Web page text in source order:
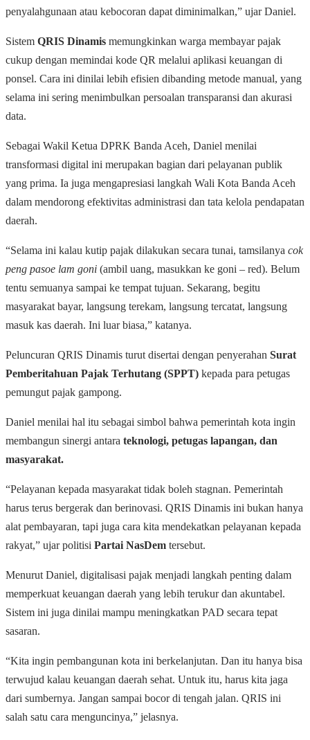
penyalahgunaan atau kebocoran dapat diminimalkan,” ujar Daniel.
Sistem QRIS Dinamis memungkinkan warga membayar pajak
cukup dengan memindai kode QR melalui aplikasi keuangan di
ponsel. Cara ini dinilai lebih efisien dibanding metode manual, yang
selama ini sering menimbulkan persoalan transparansi dan akurasi
data.
Sebagai Wakil Ketua DPRK Banda Aceh, Daniel menilai
transformasi digital ini merupakan bagian dari pelayanan publik
yang prima. Ia juga mengapresiasi langkah Wali Kota Banda Aceh
dalam mendorong efektivitas administrasi dan tata kelola pendapatan
daerah.
“Selama ini kalau kutip pajak dilakukan secara tunai, tamsilanya cok
peng pasoe lam goni (ambil uang, masukkan ke goni – red). Belum
tentu semuanya sampai ke tempat tujuan. Sekarang, begitu
masyarakat bayar, langsung terekam, langsung tercatat, langsung
masuk kas daerah. Ini luar biasa,” katanya.
Peluncuran QRIS Dinamis turut disertai dengan penyerahan Surat
Pemberitahuan Pajak Terhutang (SPPT) kepada para petugas
pemungut pajak gampong.
Daniel menilai hal itu sebagai simbol bahwa pemerintah kota ingin
membangun sinergi antara teknologi, petugas lapangan, dan
masyarakat.
“Pelayanan kepada masyarakat tidak boleh stagnan. Pemerintah
harus terus bergerak dan berinovasi. QRIS Dinamis ini bukan hanya
alat pembayaran, tapi juga cara kita mendekatkan pelayanan kepada
rakyat,” ujar politisi Partai NasDem tersebut.
Menurut Daniel, digitalisasi pajak menjadi langkah penting dalam
memperkuat keuangan daerah yang lebih terukur dan akuntabel.
Sistem ini juga dinilai mampu meningkatkan PAD secara tepat
sasaran.
“Kita ingin pembangunan kota ini berkelanjutan. Dan itu hanya bisa
terwujud kalau keuangan daerah sehat. Untuk itu, harus kita jaga
dari sumbernya. Jangan sampai bocor di tengah jalan. QRIS ini
salah satu cara menguncinya,” jelasnya.